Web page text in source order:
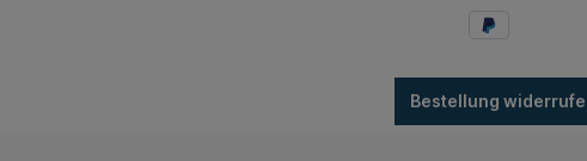
Bestellung